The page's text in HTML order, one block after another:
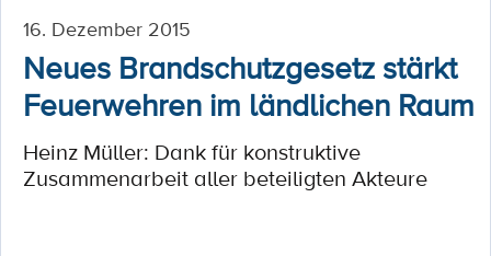
16. Dezember 2015
Neues Brandschutzgesetz stärkt
Feuerwehren im ländlichen Raum
Heinz Müller: Dank für konstruktive
Zusammenarbeit aller beteiligten Akteure